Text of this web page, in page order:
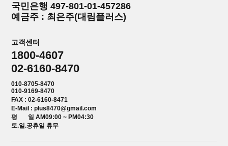
국민은행 497-801-01-457286
예금주 : 최은주(대림플러스)
고객센터
1800-4607
02-6160-8470
010-8705-8470
010-9169-8470
FAX : 02-6160-8471
E-Mail : plus8470@gmail.com
평 일 AM09:00 ~ PM04:30
토.일.공휴일 휴무